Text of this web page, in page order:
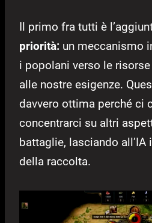
Il primo fra tutti è
priorità: un meccanismo
i popolani verso le
alle nostre esigenze.
davvero ottima perché ci
concentrarci su altri
battaglie, lasciando
della raccolta.